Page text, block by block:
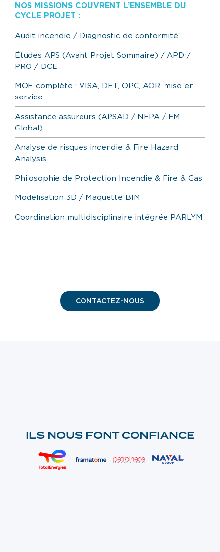
NOS MISSIONS COUVRENT L’ENSEMBLE DU
CYCLE PROJET :
Audit incendie / Diagnostic de conformité
Études APS (Avant Projet Sommaire) / APD /
PRO / DCE
MOE complète : VISA, DET, OPC, AOR, mise en
service
Assistance assureurs (APSAD / NFPA / FM
Global)
Analyse de risques incendie & Fire Hazard
Analysis
Philosophie de Protection Incendie & Fire & Gas
Modélisation 3D / Maquette BIM
Coordination multidisciplinaire intégrée PARLYM
CONTACTEZ-NOUS
ILS NOUS FONT CONFIANCE